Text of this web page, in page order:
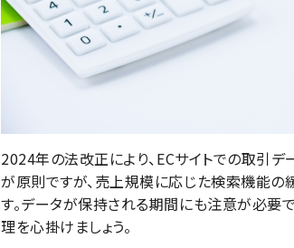
2024年の法改正により、ECサイトでの取引
が原則ですが、売上規模に応じた検索機能の
す。データが保持される期間にも注意が必要
理を心掛けましょう。